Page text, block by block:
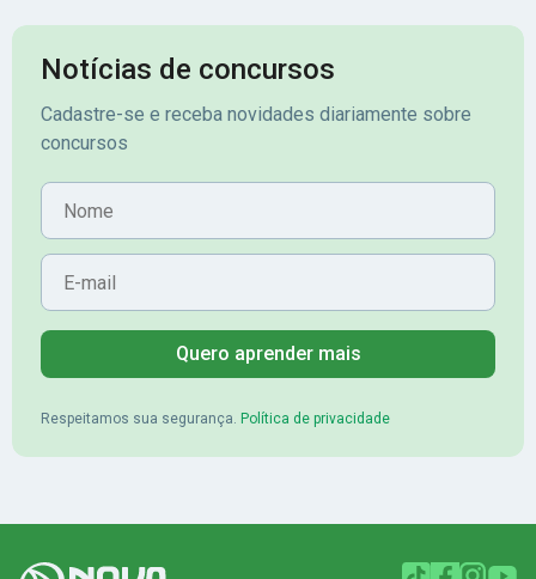
Notícias de concursos
Cadastre-se e receba novidades diariamente sobre
concursos
Nome
E-mail
Quero aprender mais
Respeitamos sua segurança. Política de privacidade